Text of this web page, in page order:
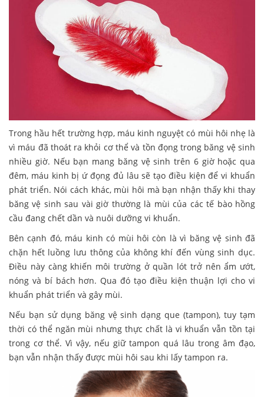
Trong hầu hết trường hợp, máu kinh nguyệt có mùi hôi nhẹ là
vì máu đã thoát ra khỏi cơ thể và tồn đọng trong băng vệ sinh
nhiều giờ. Nếu bạn mang băng vệ sinh trên 6 giờ hoặc qua
đêm, máu kinh bị ứ đọng đủ lâu sẽ tạo điều kiện để vi khuẩn
phát triển. Nói cách khác, mùi hôi mà bạn nhận thấy khi thay
băng vệ sinh sau vài giờ thường là mùi của các tế bào hồng
cầu đang chết dần và nuôi dưỡng vi khuẩn.
Bên cạnh đó, máu kinh có mùi hôi còn là vì băng vệ sinh đã
chặn hết luồng lưu thông của không khí đến vùng sinh dục.
Điều này càng khiến môi trường ở quần lót trở nên ẩm ướt,
nóng và bí bách hơn. Qua đó tạo điều kiện thuận lợi cho vi
khuẩn phát triển và gây mùi.
Nếu bạn sử dụng băng vệ sinh dạng que (tampon), tuy tạm
thời có thể ngăn mùi nhưng thực chất là vi khuẩn vẫn tồn tại
trong cơ thể. Vì vậy, nếu giữ tampon quá lâu trong âm đạo,
bạn vẫn nhận thấy được mùi hôi sau khi lấy tampon ra.